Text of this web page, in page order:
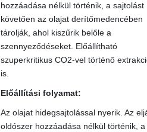
hozzáadása nélkül történik, a sajtolást
követően az olajat derítőmedencében
tárolják, ahol kiszűrik belőle a
szennyeződéseket. Előállítható
szuperkritikus CO2-vel történő
is.
Előállítási folyamat:
Az olajat hidegsajtolással nyerik. Az
oldószer hozzáadása nélkül történik, a